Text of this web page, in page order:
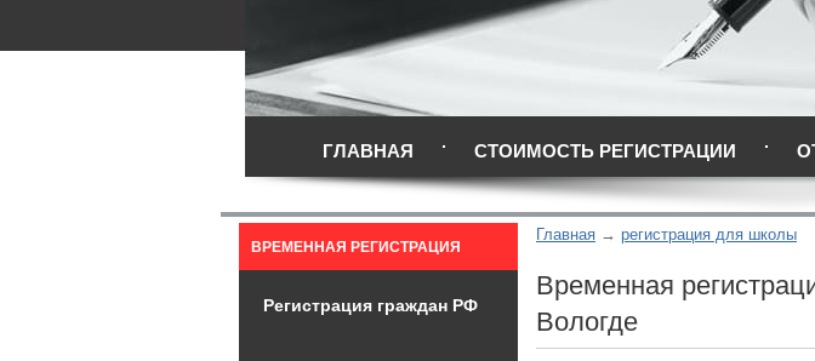
ГЛАВНАЯ СТОИМОСТЬ РЕГИСТРАЦИИ
Главная регистрация для школы
Временная
Вологде
ВРЕМЕННАЯ РЕГИСТРАЦИЯ
Регистрация граждан РФ